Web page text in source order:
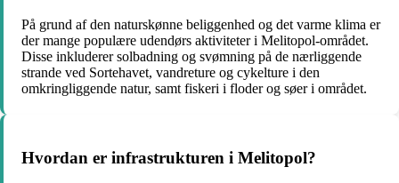
På grund af den naturskønne beliggenhed og det varme klima er
der mange populære udendørs aktiviteter i Melitopol-området.
Disse inkluderer solbadning og svømning på de nærliggende
strande ved Sortehavet, vandreture og cykelture i den
omkringliggende natur, samt fiskeri i floder og søer i området.
Hvordan er infrastrukturen i Melitopol?